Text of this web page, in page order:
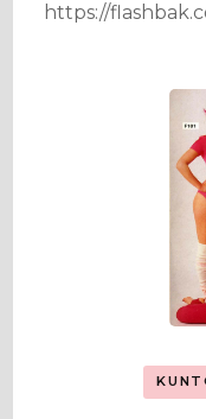
https://